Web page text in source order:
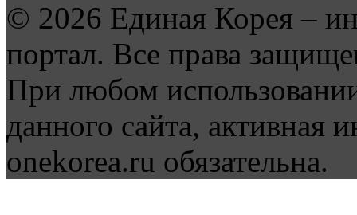
© 2026 Единая Корея –
портал. Все права
При любом
данного сайта, активная
onekorea.ru обязательна.